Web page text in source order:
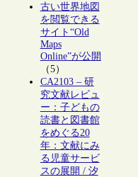
古い世界地図
を閲覧できる
サイト“Old
Maps
Online”が公開
（5）
CA2103 – 研
究文献レビュ
ー：子どもの
読書と図書館
をめぐる20
年：文献にみ
る児童サービ
スの展開 / 汐